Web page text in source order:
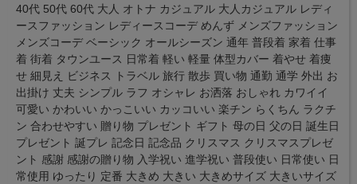
40代 50代 60代 大人 オトナ カジュアル 大人カジュアル レディ
ースファッション レディースコーデ めんず メンズファッション
メンズコーデ ベーシック オールシーズン 通年 普段着 家着 仕事
着 街着 タウンユース 日常着 軽い 軽量 体型カバー 着やせ 着痩
せ 細見え ビジネス トラベル 旅行 散歩 買い物 通勤 通学 外出 お
出掛け 丈夫 シンプル ラフ オシャレ お洒落 おしゃれ カワイイ
可愛い かわいい かっこいい カッコいい 楽チン らくちん ラクチ
ン 合わせやすい 贈り物 プレゼント ギフト 母の日 父の日 誕生日
プレゼント 誕プレ 記念日 記念品 クリスマス クリスマスプレゼ
ント 感謝 感謝の贈り物 入学祝い 進学祝い 普段使い 日常使い 日
常使用 ゆったり 定番 大きめ 大きい 大きめサイズ 大きいサイズ